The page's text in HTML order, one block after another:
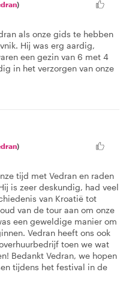
)
als onze gids te hebben
Hij was erg aardig,
een gezin van 6 met 4
in het verzorgen van onze
)
tijd met Vedran en raden
is zeer deskundig, had veel
van Kroatië tot
van de tour aan om onze
een geweldige manier om
Vedran heeft ons ook
toen we wat
Bedankt Vedran, we hopen
tijdens het festival in de